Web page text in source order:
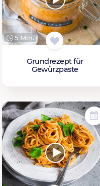
5 Min.
Grundrezept für
Gewürzpaste